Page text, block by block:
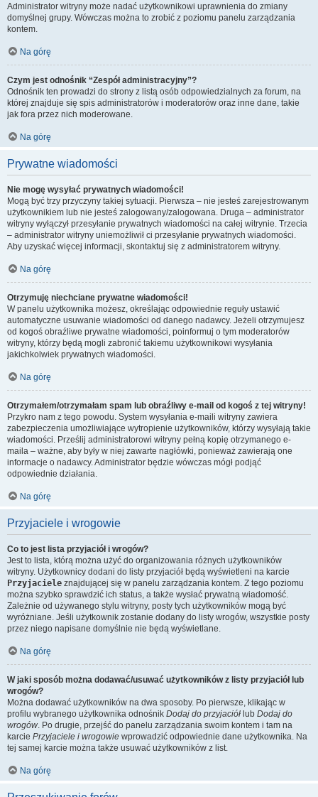
Administrator witryny może nadać użytkownikowi uprawnienia do zmiany
domyślnej grupy. Wówczas można to zrobić z poziomu panelu zarządzania
kontem.
Na górę
Czym jest odnośnik “Zespół administracyjny”?
Odnośnik ten prowadzi do strony z listą osób odpowiedzialnych za forum, na
której znajduje się spis administratorów i moderatorów oraz inne dane, takie
jak fora przez nich moderowane.
Na górę
Prywatne wiadomości
Nie mogę wysyłać prywatnych wiadomości!
Mogą być trzy przyczyny takiej sytuacji. Pierwsza – nie jesteś zarejestrowanym
użytkownikiem lub nie jesteś zalogowany/zalogowana. Druga – administrator
witryny wyłączył przesyłanie prywatnych wiadomości na całej witrynie. Trzecia
– administrator witryny uniemożliwił ci przesyłanie prywatnych wiadomości.
Aby uzyskać więcej informacji, skontaktuj się z administratorem witryny.
Na górę
Otrzymuję niechciane prywatne wiadomości!
W panelu użytkownika możesz, określając odpowiednie reguły ustawić
automatyczne usuwanie wiadomości od danego nadawcy. Jeżeli otrzymujesz
od kogoś obraźliwe prywatne wiadomości, poinformuj o tym moderatorów
witryny, którzy będą mogli zabronić takiemu użytkownikowi wysyłania
jakichkolwiek prywatnych wiadomości.
Na górę
Otrzymałem/otrzymałam spam lub obraźliwy e-mail od kogoś z tej witryny!
Przykro nam z tego powodu. System wysyłania e-maili witryny zawiera
zabezpieczenia umożliwiające wytropienie użytkowników, którzy wysyłają takie
wiadomości. Prześlij administratorowi witryny pełną kopię otrzymanego e-
maila – ważne, aby były w niej zawarte nagłówki, ponieważ zawierają one
informacje o nadawcy. Administrator będzie wówczas mógł podjąć
odpowiednie działania.
Na górę
Przyjaciele i wrogowie
Co to jest lista przyjaciół i wrogów?
Jest to lista, którą można użyć do organizowania różnych użytkowników
witryny. Użytkownicy dodani do listy przyjaciół będą wyświetleni na karcie
Przyjaciele znajdującej się w panelu zarządzania kontem. Z tego poziomu
można szybko sprawdzić ich status, a także wysłać prywatną wiadomość.
Zależnie od używanego stylu witryny, posty tych użytkowników mogą być
wyróżniane. Jeśli użytkownik zostanie dodany do listy wrogów, wszystkie posty
przez niego napisane domyślnie nie będą wyświetlane.
Na górę
W jaki sposób można dodawać/usuwać użytkowników z listy przyjaciół lub
wrogów?
Można dodawać użytkowników na dwa sposoby. Po pierwsze, klikając w
profilu wybranego użytkownika odnośnik Dodaj do przyjaciół lub Dodaj do
wrogów. Po drugie, przejść do panelu zarządzania swoim kontem i tam na
karcie Przyjaciele i wrogowie wprowadzić odpowiednie dane użytkownika. Na
tej samej karcie można także usuwać użytkowników z list.
Na górę